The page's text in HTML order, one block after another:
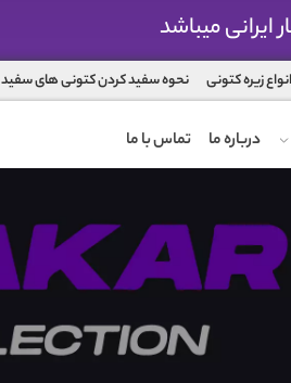
میباشد
زیره کتونی نحوه سفید کردن کتونی های سفید
درباره ما تماس با ما